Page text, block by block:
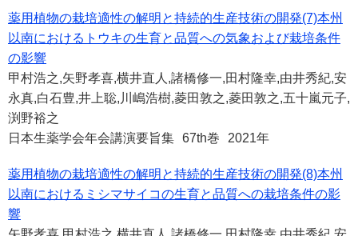
薬用植物の栽培適性の解明と持続的生産技術の開発(7)本州
以南におけるトウキの生育と品質への気象および栽培条件
の影響
甲村浩之,矢野孝喜,横井直人,諸橋修一,田村隆幸,由井秀紀,安
永真,白石豊,井上聡,川嶋浩樹,菱田敦之,菱田敦之,五十嵐元子,
渕野裕之
日本生薬学会年会講演要旨集 67th巻 2021年
薬用植物の栽培適性の解明と持続的生産技術の開発(8)本州
以南におけるミシマサイコの生育と品質への栽培条件の影
響